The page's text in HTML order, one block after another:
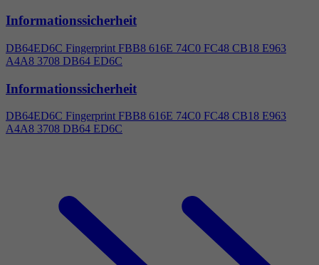
Informationssicherheit
DB64ED6C Fingerprint FBB8 616E 74C0 FC48 CB18 E963
A4A8 3708 DB64 ED6C
Informationssicherheit
DB64ED6C Fingerprint FBB8 616E 74C0 FC48 CB18 E963
A4A8 3708 DB64 ED6C